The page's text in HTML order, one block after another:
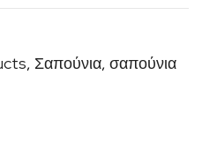
, Σαπούνια, σαπούνια